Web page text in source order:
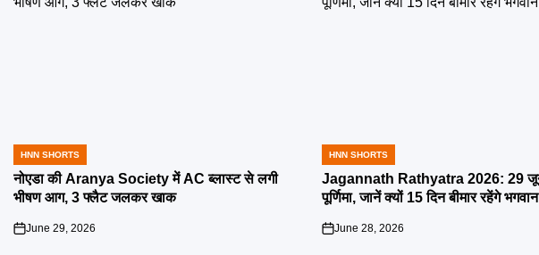
POSTED
IN
HNN SHORTS
नोएडा की Aranya Society में AC ब्लास्ट से लगी
भीषण आग, 3 फ्लैट जलकर खाक
on
June 29, 2026
POSTED
IN
HNN SHORTS
Jagannath Rathyatra 2026: 29
पूर्णिमा, जानें क्यों 15 दिन बीमार रहेंगे भगवान
on
June 28, 2026